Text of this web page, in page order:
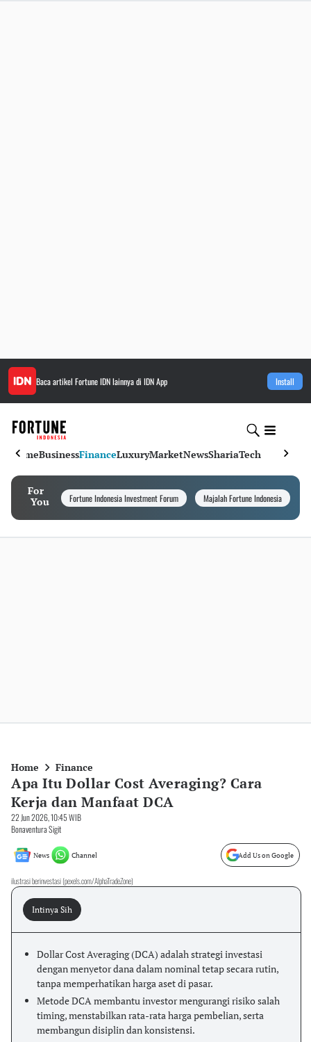
Baca artikel Fortune IDNlainnya di IDN App Install
HomeBusinessFinanceLuxuryMarketNewsShariaTech
For
You
Fortune Indonesia Investment Forum Majalah Fortune Indonesia
Home Finance
Apa Itu Dollar Cost Averaging? Cara
Kerja dan Manfaat DCA
22 Jun 2026, 10:45 WIB
Bonaventura Sigit
News Channel Add Us on Google
ilustrasi berinvestasi (pexels.com/AlphaTradeZone)
Intinya Sih
Dollar Cost Averaging (DCA) adalah strategi investasi
dengan menyetor dana dalam nominal tetap secara rutin,
tanpa memperhatikan harga aset di pasar.
Metode DCA membantu investor mengurangi risiko salah
timing, menstabilkan rata-rata harga pembelian, serta
membangun disiplin dan konsistensi.